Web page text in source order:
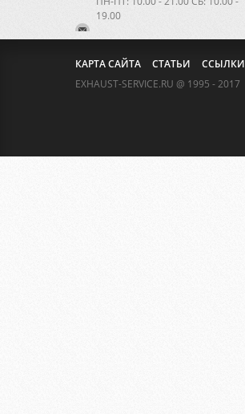
19.00
КАРТА САЙТА СТАТЬИ
ССЫЛКИ
EXHAUST-SERVICE.RU @ 1995 - 2017